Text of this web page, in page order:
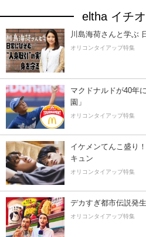
eltha イチ
川島海荷さんと学ぶ
オリコンタイアップ特集
マクドナルドが40年
園」
オリコンタイアップ特集
イケメンてんこ盛り
キュン
オリコンタイアップ特集
デカすぎ都市伝説発
オリコンタイアップ特集